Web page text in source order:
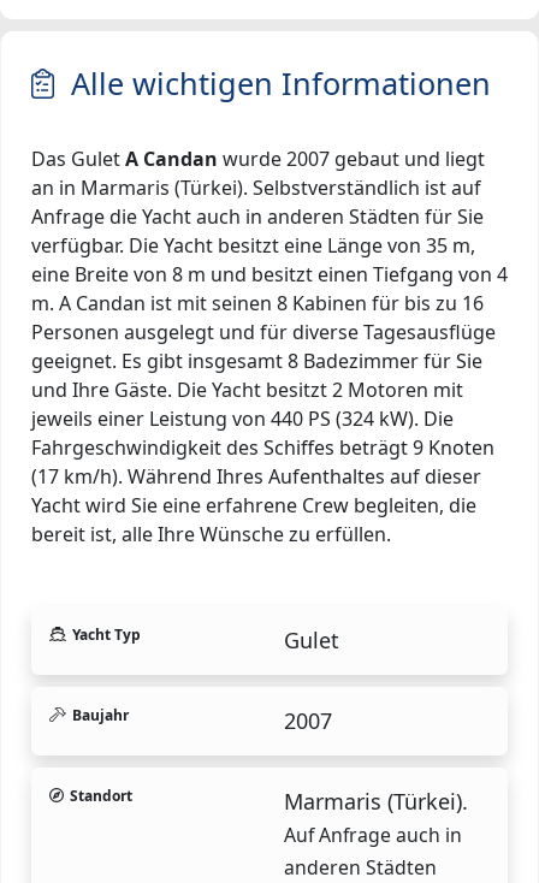
Alle wichtigen Informationen
Das GuletA Candan wurde 2007 gebaut und liegt
an in Marmaris (Türkei). Selbstverständlich ist auf
Anfrage die Yacht auch in anderen Städten für Sie
verfügbar. Die Yacht besitzt eine Länge von 35 m,
eine Breite von 8 m und besitzt einen Tiefgang von 4
m. A Candan ist mit seinen 8 Kabinen für bis zu 16
Personen ausgelegt und für diverse Tagesausflüge
geeignet. Es gibt insgesamt 8 Badezimmer für Sie
und Ihre Gäste. Die Yacht besitzt 2 Motoren mit
jeweils einer Leistung von 440 PS (324 kW). Die
Fahrgeschwindigkeit des Schiffes beträgt 9 Knoten
(17 km/h). Während Ihres Aufenthaltes auf dieser
Yacht wird Sie eine erfahrene Crew begleiten, die
bereit ist, alle Ihre Wünsche zu erfüllen.
Yacht Typ Gulet
Baujahr 2007
Standort Marmaris (Türkei).
Auf Anfrage auch in
anderen Städten